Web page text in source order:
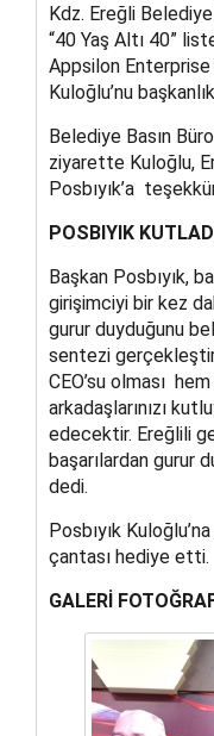
Kdz. Ereğli
“40 Yaş Altı 40”
Appsilon Enterprise
Kuloğlu’nu
Belediye Basın
ziyarette Kuloğlu,
Posbıyık’a
POSBIYIK
Başkan Posbıyık,
girişimciyi bir kez
gurur duyduğunu
sentezi
CEO’su olması
arkadaşlarınızı
edecektir. Ereğlili
başarılardan gurur
dedi.
Posbıyık
çantası hediye etti.
GALERİ